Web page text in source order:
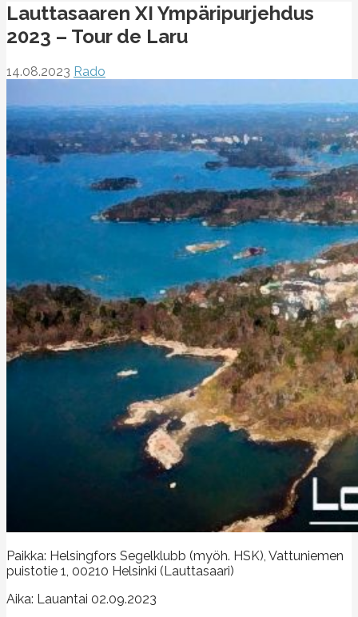
Lauttasaaren XI Ympäripurjehdus
2023 – Tour de Laru
14.08.2023 Rado
Paikka: Helsingfors Segelklubb (myöh. HSK), Vattuniemen
puistotie 1, 00210 Helsinki (Lauttasaari)
Aika: Lauantai 02.09.2023